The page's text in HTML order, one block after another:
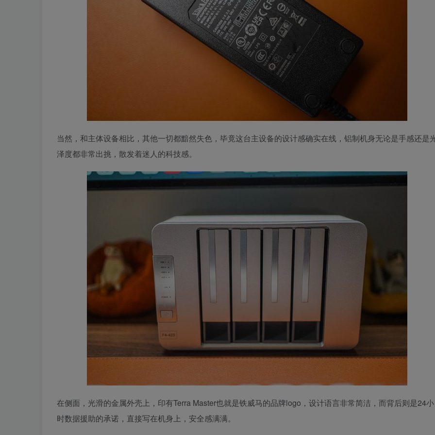
当然，和主体设备相比，其他一切都黯然失色，毕竟这台主设备的设计感确实在线，铝制机身无论是手感还是
泽度都非常出挑，散发着迷人的科技感。
在侧面，光滑的金属外壳上，印有Terra Master也就是铁威马的品牌logo，设计语言非常简洁，而背后则是24小
时数据援助的承诺，直接写在机身上，安全感满满。